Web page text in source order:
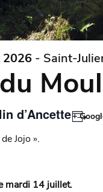
2026 - Saint-
d’Ancette
Jojo ».
mardi 14 juillet.
+